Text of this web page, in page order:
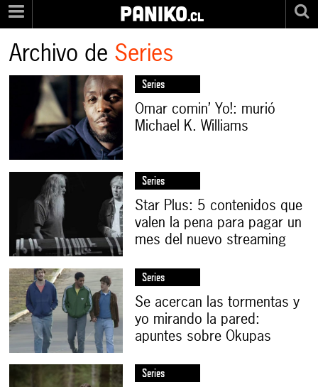
PANIKO.cl
Archivo de Series
Series
Omar comin’ Yo!: murió
Michael K. Williams
Series
Star Plus: 5 contenidos que
valen la pena para pagar un
mes del nuevo streaming
Series
Se acercan las tormentas y
yo mirando la pared:
apuntes sobre Okupas
Series